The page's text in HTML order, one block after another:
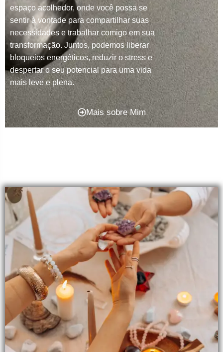
espaço acolhedor, onde você possa se
sentir à vontade para compartilhar suas
necessidades e trabalhar comigo em sua
transformação. Juntos, podemos liberar
bloqueios energéticos, reduzir o stress e
despertar o seu potencial para uma vida
mais leve e plena.
Mais sobre Mim